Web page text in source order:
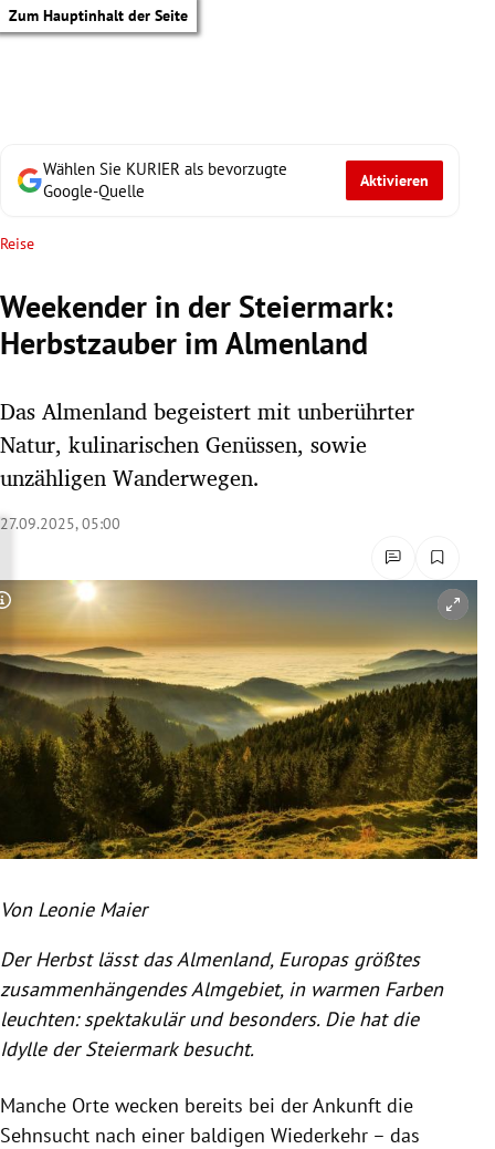
Zum Hauptinhalt der Seite
Untermenü
Untermenü
Untermenü
Untermenü
Untermenü
Untermenü
Untermenü
Wählen Sie KURIER als bevorzugte
Google-Quelle
Aktivieren
Reise
Weekender in der Steiermark:
Herbstzauber im Almenland
Das Almenland begeistert mit unberührter
Natur, kulinarischen Genüssen, sowie
unzähligen Wanderwegen.
27.09.2025, 05:00
Copyright-Hinweis öffnen/schließen
Von Leonie Maier
Der Herbst lässt das Almenland, Europas größtes
zusammenhängendes Almgebiet, in warmen Farben
leuchten: spektakulär und besonders. Die hat die
Idylle der Steiermark besucht.
Manche Orte wecken bereits bei der Ankunft die
Sehnsucht nach einer baldigen Wiederkehr – das